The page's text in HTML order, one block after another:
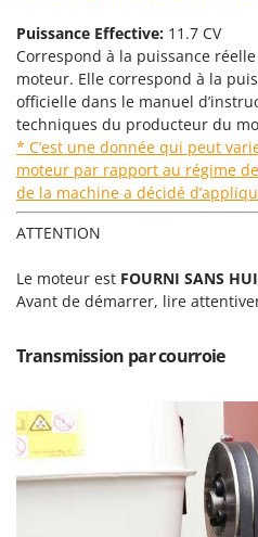
Puissance Effective: 11.7 CV
Correspond à la puissance
moteur. Elle correspond à la
officielle dans le manuel
techniques du producteur du
* C’est une donnée qui peut
moteur par rapport au régime
de la machine a décidé
ATTENTION
Le moteur est FOURNI SANS
Avant de démarrer, lire
Transmission par courroie